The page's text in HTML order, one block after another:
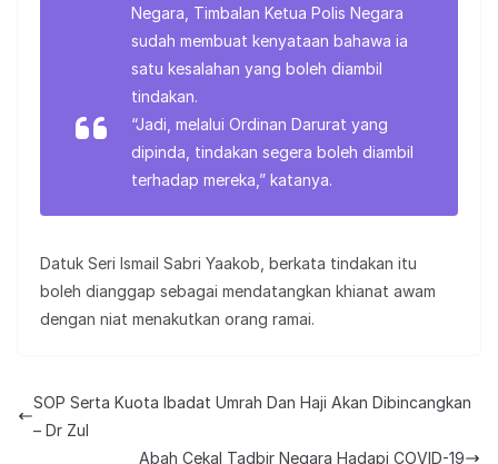
Negara, Timbalan Ketua Polis Negara
sudah membuat kenyataan bahawa ia
satu kesalahan yang boleh diambil
tindakan.
“Jadi, melalui Ordinan Darurat yang
dipinda, tindakan segera boleh diambil
terhadap mereka,” katanya.
Datuk Seri Ismail Sabri Yaakob, berkata tindakan itu
boleh dianggap sebagai mendatangkan khianat awam
dengan niat menakutkan orang ramai.
SOP Serta Kuota Ibadat Umrah Dan Haji Akan Dibincangkan
– Dr Zul
Abah Cekal Tadbir Negara Hadapi COVID-19